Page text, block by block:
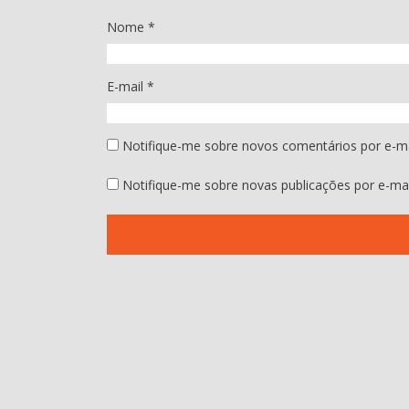
Nome *
E-mail *
Notifique-me sobre novos comentários por e-
Notifique-me sobre novas publicações por e-